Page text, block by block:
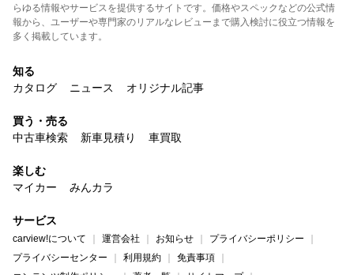
らゆる情報やサービスを提供するサイトです。価格やスペックなどの公式情
報から、ユーザーや専門家のリアルなレビューまで購入検討に役立つ情報を
多く掲載しています。
知る
カタログ
ニュース オリジナル記事
買う・売る
中古車検索
新車見積り 車買取
楽しむ
マイカー
みんカラ
サービス
carview!について 運営会社 お知らせ
プライバシーポリシー
プライバシーセンター
利用規約
免責事項